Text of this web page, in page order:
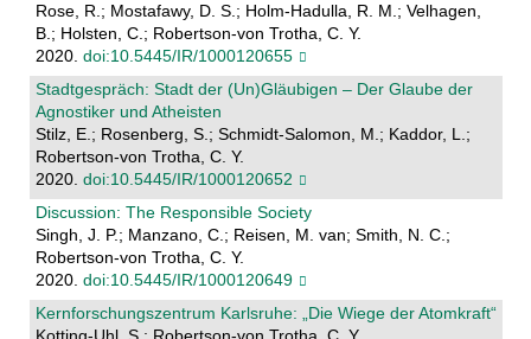
Rose, R.; Mostafawy, D. S.; Holm-Hadulla, R. M.; Velhagen,
B.; Holsten, C.; Robertson-von Trotha, C. Y.
2020. doi:10.5445/IR/1000120655
Stadtgespräch: Stadt der (Un)Gläubigen – Der Glaube der
Agnostiker und Atheisten
Stilz, E.; Rosenberg, S.; Schmidt-Salomon, M.; Kaddor, L.;
Robertson-von Trotha, C. Y.
2020. doi:10.5445/IR/1000120652
Discussion: The Responsible Society
Singh, J. P.; Manzano, C.; Reisen, M. van; Smith, N. C.;
Robertson-von Trotha, C. Y.
2020. doi:10.5445/IR/1000120649
Kernforschungszentrum Karlsruhe: „Die Wiege der Atomkraft“